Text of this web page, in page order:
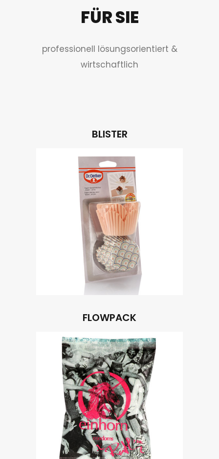
FÜR SIE
professionell lösungsorientiert &
wirtschaftlich
BLISTER
FLOWPACK